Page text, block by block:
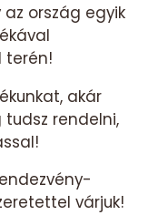
ország egyik
terén!
akár
rendelni,
várjuk!